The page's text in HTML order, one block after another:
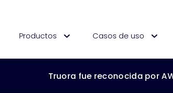
Productos Casos de uso
Truora fue reconocida por